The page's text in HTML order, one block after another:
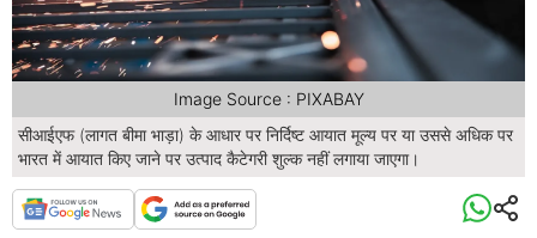
सीआईएफ (लागत बीमा भाड़ा) के आधार पर निर्दिष्ट आयात मूल्य पर या उससे अधिक पर
भारत में आयात किए जाने पर उत्पाद कैटेगरी शुल्क नहीं लगाया जाएगा।
Image Source : PIXABAY